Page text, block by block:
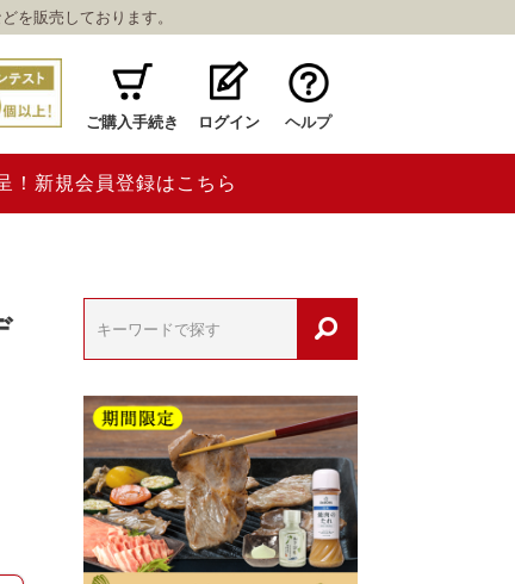
を販売しております。
ご購入手続き ログイン ヘルプ
！新規会員登録はこちら